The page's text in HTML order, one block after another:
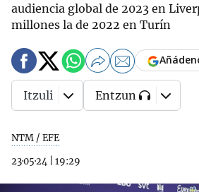
audiencia global de 2023 en
millones la de 2022 en Turín
NTM / EFE
23·05·24
19:29
Itzuli Entzun